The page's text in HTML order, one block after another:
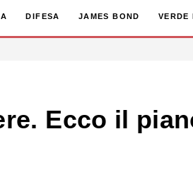
DIFESA JAMES BOND VERDE
Ecco il